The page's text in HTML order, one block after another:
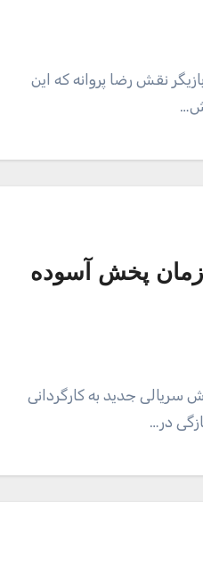
نقش رضا پروانه که این
زمان پخش آسوده
سریالی جدید به کارگردانی
در…